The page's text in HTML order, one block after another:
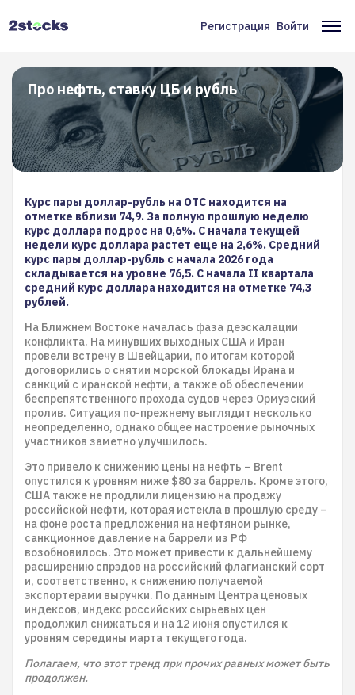
Меню
учётной
записи
пользователя
Регистрация Войти
Про нефть, ставку ЦБ и рубль
Курс пары доллар-рубль на OTC находится на
отметке вблизи 74,9. За полную прошлую неделю
курс доллара подрос на 0,6%. С начала текущей
недели курс доллара растет еще на 2,6%. Средний
курс пары доллар-рубль с начала 2026 года
складывается на уровне 76,5. С начала II квартала
средний курс доллара находится на отметке 74,3
рублей.
На Ближнем Востоке началась фаза деэскалации
конфликта. На минувших выходных США и Иран
провели встречу в Швейцарии, по итогам которой
договорились о снятии морской блокады Ирана и
санкций с иранской нефти, а также об обеспечении
беспрепятственного прохода судов через Ормузский
пролив. Ситуация по-прежнему выглядит несколько
неопределенно, однако общее настроение рыночных
участников заметно улучшилось.
Это привело к снижению цены на нефть – Brent
опустился к уровням ниже $80 за баррель. Кроме этого,
США также не продлили лицензию на продажу
российской нефти, которая истекла в прошлую среду –
на фоне роста предложения на нефтяном рынке,
санкционное давление на баррели из РФ
возобновилось. Это может привести к дальнейшему
расширению спрэдов на российский флагманский сорт
и, соответственно, к снижению получаемой
экспортерами выручки. По данным Центра ценовых
индексов, индекс российских сырьевых цен
продолжил снижаться и на 12 июня опустился к
уровням середины марта текущего года.
Полагаем, что этот тренд при прочих равных может быть
продолжен.